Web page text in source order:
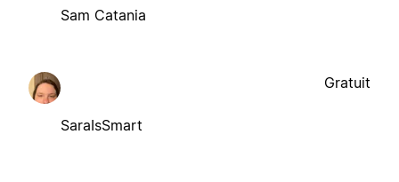
Sam Catania
SaraIsSmart
Gratuit